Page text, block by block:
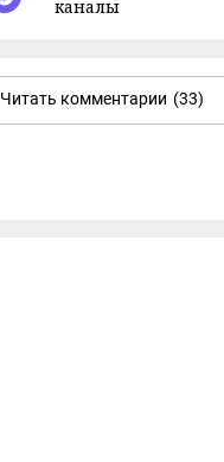
каналы
Читать комментарии (33)